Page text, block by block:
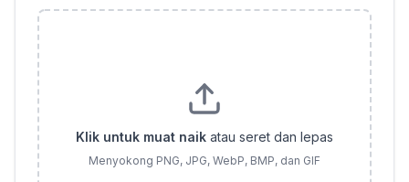
Klik untuk muat naik atau seret dan lepas
Menyokong PNG, JPG, WebP, BMP, dan GIF